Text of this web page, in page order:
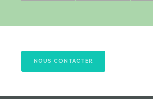
NOUS CONTACTER